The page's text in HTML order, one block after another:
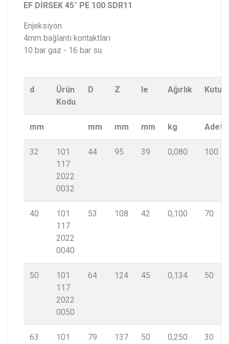
EF DİRSEK 45° PE 100 SDR11
Enjeksiyon
4mm bağlantı kontaktları
10 bar gaz - 16 bar su
d
Ürün
Kodu
D Z le Ağırlık Kutu
mm mm mm mm kg Adet
32
101
117
2022
0032
44 95 39 0,080 100
40
101
117
2022
0040
53 108 42 0,100 70
50
101
117
2022
0050
64 124 45 0,134 50
63
101
79 137 50 0,250 30